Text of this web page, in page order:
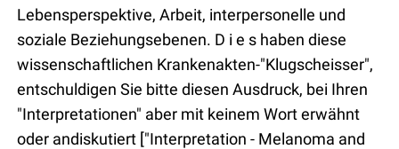
Lebensperspektive, Arbeit, interpersonelle und
soziale Beziehungsebenen. D i e s haben diese
wissenschaftlichen Krankenakten-"Klugscheisser",
entschuldigen Sie bitte diesen Ausdruck, bei Ihren
"Interpretationen" aber mit keinem Wort erwähnt
oder andiskutiert ["Interpretation - Melanoma and